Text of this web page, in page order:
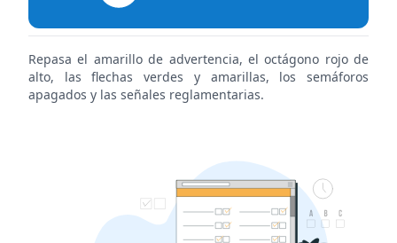
Repasa el amarillo de advertencia, el octágono rojo de
alto, las flechas verdes y amarillas, los semáforos
apagados y las señales reglamentarias.